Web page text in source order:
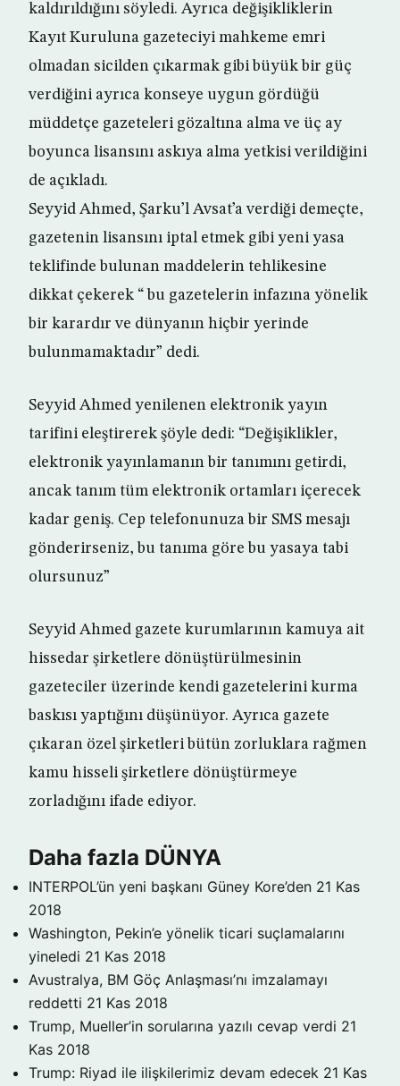
kaldırıldığını söyledi. Ayrıca değişikliklerin
Kayıt Kuruluna gazeteciyi mahkeme emri
olmadan sicilden çıkarmak gibi büyük bir güç
verdiğini ayrıca konseye uygun gördüğü
müddetçe gazeteleri gözaltına alma ve üç ay
boyunca lisansını askıya alma yetkisi verildiğini
de açıkladı.
Seyyid Ahmed, Şarku’l Avsat’a verdiği demeçte,
gazetenin lisansını iptal etmek gibi yeni yasa
teklifinde bulunan maddelerin tehlikesine
dikkat çekerek “ bu gazetelerin infazına yönelik
bir karardır ve dünyanın hiçbir yerinde
bulunmamaktadır” dedi.
Seyyid Ahmed yenilenen elektronik yayın
tarifini eleştirerek şöyle dedi: “Değişiklikler,
elektronik yayınlamanın bir tanımını getirdi,
ancak tanım tüm elektronik ortamları içerecek
kadar geniş. Cep telefonunuza bir SMS mesajı
gönderirseniz, bu tanıma göre bu yasaya tabi
olursunuz”
Seyyid Ahmed gazete kurumlarının kamuya ait
hissedar şirketlere dönüştürülmesinin
gazeteciler üzerinde kendi gazetelerini kurma
baskısı yaptığını düşünüyor. Ayrıca gazete
çıkaran özel şirketleri bütün zorluklara rağmen
kamu hisseli şirketlere dönüştürmeye
zorladığını ifade ediyor.
Daha fazla DÜNYA
INTERPOL’ün yeni başkanı Güney Kore’den 21 Kas
2018
Washington, Pekin’e yönelik ticari suçlamalarını
yineledi 21 Kas 2018
Avustralya, BM Göç Anlaşması’nı imzalamayı
reddetti 21 Kas 2018
Trump, Mueller’in sorularına yazılı cevap verdi 21
Kas 2018
Trump: Riyad ile ilişkilerimiz devam edecek 21 Kas